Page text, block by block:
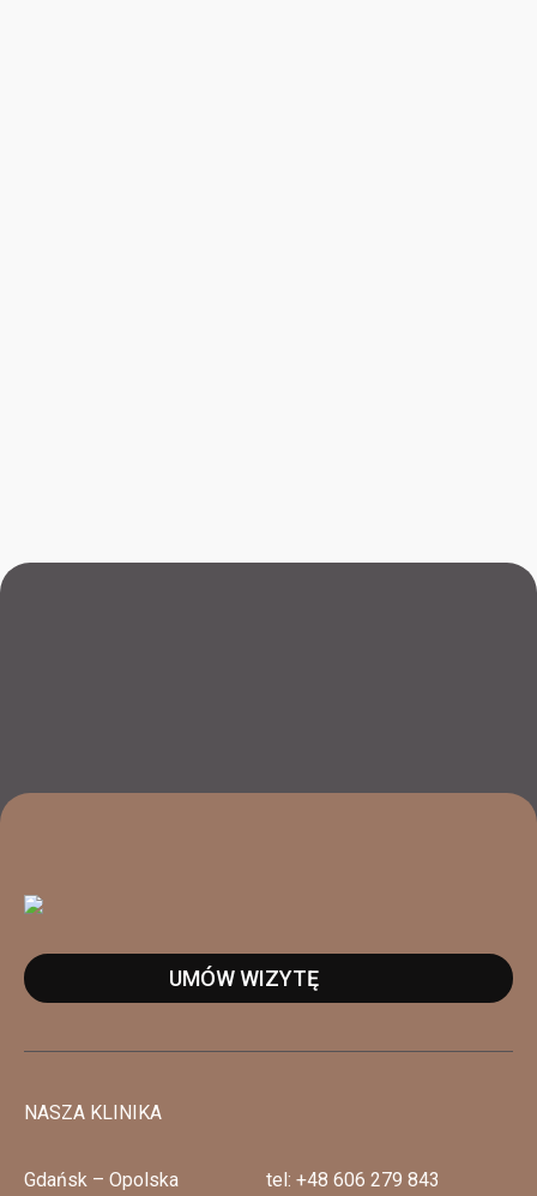
UMÓW WIZYTĘ
NASZA KLINIKA
Gdańsk – Opolska
tel: +48 606 279 843